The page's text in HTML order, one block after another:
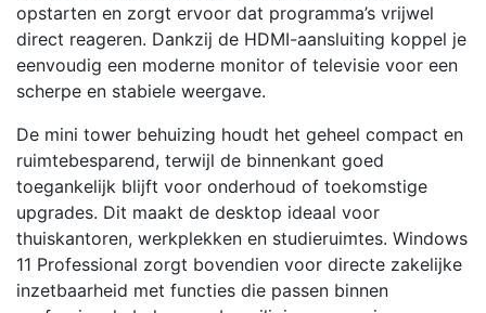
opstarten en zorgt ervoor dat programma’s vrijwel
direct reageren. Dankzij de HDMI-aansluiting koppel je
eenvoudig een moderne monitor of televisie voor een
scherpe en stabiele weergave.
De mini tower behuizing houdt het geheel compact en
ruimtebesparend, terwijl de binnenkant goed
toegankelijk blijft voor onderhoud of toekomstige
upgrades. Dit maakt de desktop ideaal voor
thuiskantoren, werkplekken en studieruimtes. Windows
11 Professional zorgt bovendien voor directe zakelijke
inzetbaarheid met functies die passen binnen